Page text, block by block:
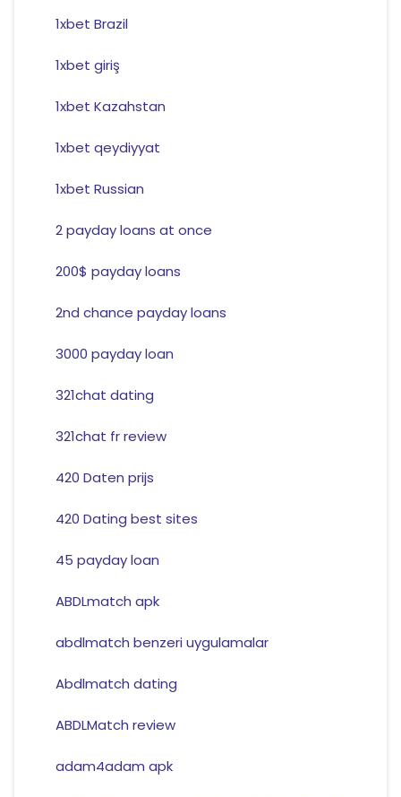
1xbet Brazil
1xbet giriş
1xbet Kazahstan
1xbet qeydiyyat
1xbet Russian
2 payday loans at once
200$ payday loans
2nd chance payday loans
3000 payday loan
321chat dating
321chat fr review
420 Daten prijs
420 Dating best sites
45 payday loan
ABDLmatch apk
abdlmatch benzeri uygulamalar
Abdlmatch dating
ABDLMatch review
adam4adam apk